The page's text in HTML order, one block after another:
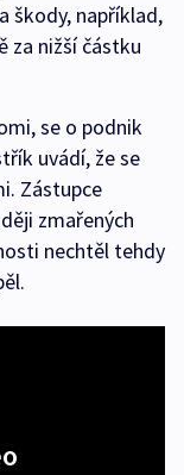
škody, například,
za nižší částku
se o podnik
uvádí, že se
Zástupce
zmařených
nechtěl tehdy